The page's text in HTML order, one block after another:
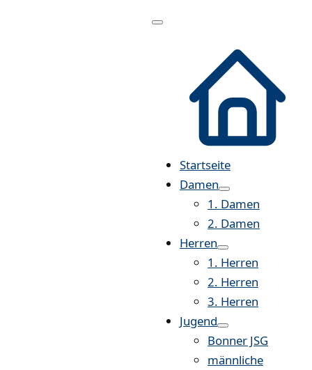
Menü
Startseite
Damen
1. Damen
2. Damen
Herren
1. Herren
2. Herren
3. Herren
Jugend
Bonner JSG
männliche